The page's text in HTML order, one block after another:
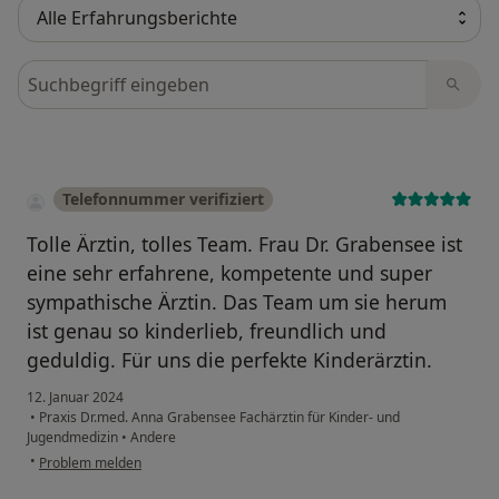
Bewertungen durchsuchen
Telefonnummer verifiziert
Tolle Ärztin, tolles Team. Frau Dr. Grabensee ist
eine sehr erfahrene, kompetente und super
sympathische Ärztin. Das Team um sie herum
ist genau so kinderlieb, freundlich und
geduldig. Für uns die perfekte Kinderärztin.
12. Januar 2024
• Praxis Dr.med. Anna Grabensee Fachärztin für Kinder- und
Jugendmedizin • Andere
• Problem melden